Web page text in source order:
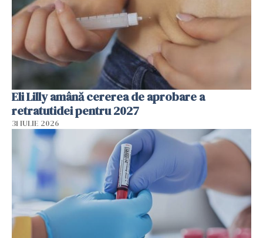
Eli Lilly amână cererea de aprobare a
retratutidei pentru 2027
31 IULIE 2026